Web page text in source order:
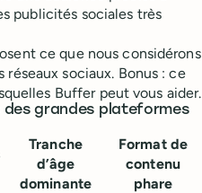
publicités sociales très
ce que nous considérons
sociaux. Bonus : ce
Buffer peut vous aider.
des grandes plateformes
Tranche
d’âge
dominante
Format de
contenu
phare